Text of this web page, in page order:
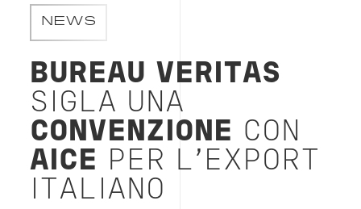
NEWS
BUREAU VERITAS
SIGLA UNA
CONVENZIONE CON
AICE
PER L'EXPORT
ITALIANO